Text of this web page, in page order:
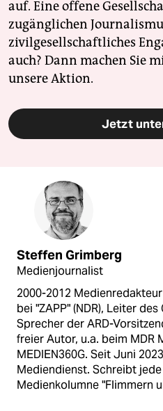
auf. Eine offene
zugänglichen
zivilgesellschaftliches
auch? Dann machen Sie
unsere Aktion.
Jetzt
Steffen Grimberg
Medienjournalist
2000-2012
bei "ZAPP" (NDR), Leiter
Sprecher der ARD-
freier Autor, u.a. beim MDR
MEDIEN360G. Seit Juni
Mediendienst. Schreibt
Medienkolumne "Flimmern